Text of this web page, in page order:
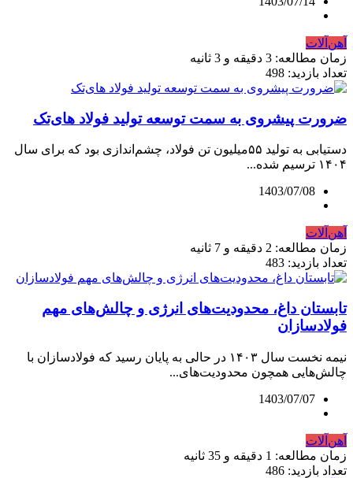
آهن‌آلات
زمان مطالعه: 3 دقیقه و 3 ثانیه
تعداد بازدید: 498
ضرورت پیشروی به سمت توسعه تولید فولاد های‌تک
دستیابی به تولید ۵۵میلیون تن فولاد، چشم‌‌‌اندازی بود که برای سال
۱۴۰۴ ترسیم شده...
1403/07/08
آهن‌آلات
زمان مطالعه: 2 دقیقه و 7 ثانیه
تعداد بازدید: 483
تابستان داغ، محدودیت‌های انرژی و چالش‌های مهم
فولادسازان
نیمه نخست سال‌‌‌ ۱۴۰۳ در حالی به پایان رسید که فولادسازان با
چالش‌‌‌هایی همچون محدودیت‌های...
1403/07/07
آهن‌آلات
زمان مطالعه: 1 دقیقه و 35 ثانیه
تعداد بازدید: 486